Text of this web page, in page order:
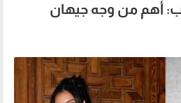
أهم من وجه جيهان